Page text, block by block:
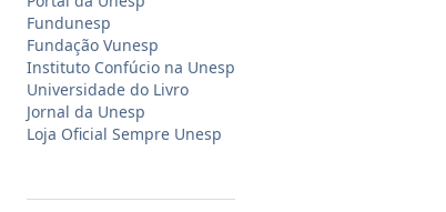
Fundunesp
Fundação Vunesp
Instituto Confúcio na Unesp
Universidade do Livro
Jornal da Unesp
Loja Oficial Sempre Unesp